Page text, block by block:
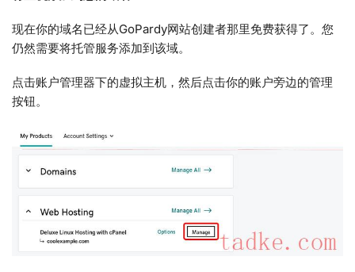
现在你的域名已经从GoPardy网站创建者那里免费获得了。您
仍然需要将托管服务添加到该域。
点击账户管理器下的虚拟主机，然后点击你的账户旁边的管理
按钮。